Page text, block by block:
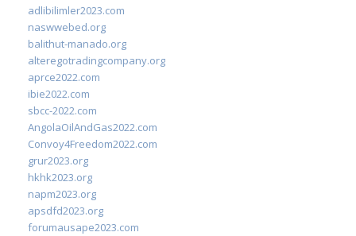
adlibilimler2023.com
naswwebed.org
balithut-manado.org
alteregotradingcompany.org
aprce2022.com
ibie2022.com
sbcc-2022.com
AngolaOilAndGas2022.com
Convoy4Freedom2022.com
grur2023.org
hkhk2023.org
napm2023.org
apsdfd2023.org
forumausape2023.com